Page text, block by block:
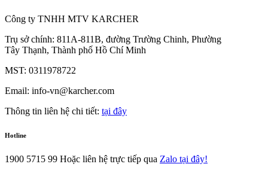
Công ty TNHH MTV KARCHER
Trụ sở chính: 811A-811B, đường Trường Chinh, Phường
Tây Thạnh, Thành phố Hồ Chí Minh
MST: 0311978722
Email: info-vn@karcher.com
Thông tin liên hệ chi tiết: tại đây
Hotline
1900 5715 99 Hoặc liên hệ trực tiếp qua Zalo tại đây!